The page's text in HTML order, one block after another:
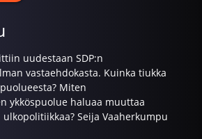
uudestaan SDP:n
vastaehdokasta. Kuinka tiukka
Miten
ykköspuolue haluaa muuttaa
Seija Vaaherkumpu